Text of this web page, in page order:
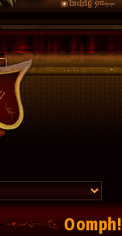
Oomph!